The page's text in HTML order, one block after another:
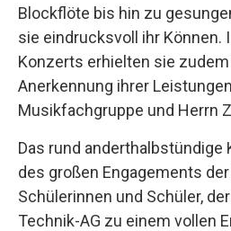
Blockflöte bis hin zu
sie eindrucksvoll ihr Können.
Konzerts erhielten sie
Anerkennung ihrer
Musikfachgruppe und Herrn
Das rund anderthalbstündige
des großen Engagements
Schülerinnen und Schüler,
Technik-AG zu einem vollen